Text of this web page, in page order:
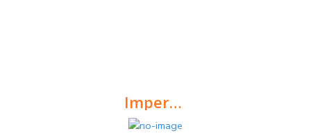
Imperkote F
É uma emulsão betuminosa de aspeto pastoso